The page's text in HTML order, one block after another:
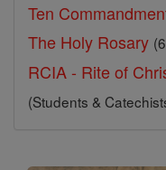
Ten
The Holy Rosary
RCIA - Rite of
(Students &